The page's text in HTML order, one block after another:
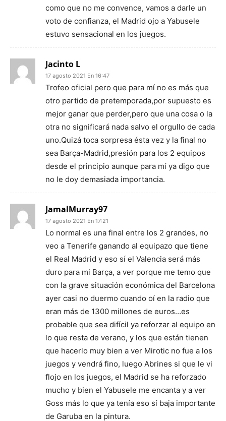
como que no me convence, vamos a darle un
voto de confianza, el Madrid ojo a Yabusele
estuvo sensacional en los juegos.
Jacinto L
17 agosto 2021 En 16:47
Trofeo oficial pero que para mí no es más que
otro partido de pretemporada,por supuesto es
mejor ganar que perder,pero que una cosa o la
otra no significará nada salvo el orgullo de cada
uno.Quizá toca sorpresa ésta vez y la final no
sea Barça-Madrid,presión para los 2 equipos
desde el principio aunque para mí ya digo que
no le doy demasiada importancia.
JamalMurray97
17 agosto 2021 En 17:21
Lo normal es una final entre los 2 grandes, no
veo a Tenerife ganando al equipazo que tiene
el Real Madrid y eso sí el Valencia será más
duro para mi Barça, a ver porque me temo que
con la grave situación económica del Barcelona
ayer casi no duermo cuando oí en la radio que
eran más de 1300 millones de euros…es
probable que sea difícil ya reforzar al equipo en
lo que resta de verano, y los que están tienen
que hacerlo muy bien a ver Mirotic no fue a los
juegos y vendrá fino, luego Abrines si que le vi
flojo en los juegos, el Madrid se ha reforzado
mucho y bien el Yabusele me encanta y a ver
Goss más lo que ya tenía eso sí baja importante
de Garuba en la pintura.